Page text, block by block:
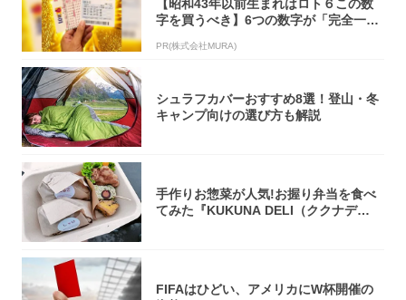
【昭和43年以前生まれはロト６この数
字を買うべき】6つの数字が「完全一
PR(株式会社MURA)
シュラフカバーおすすめ8選！登山・冬
キャンプ向けの選び方も解説
手作りお惣菜が人気!お握り弁当を食べ
てみた『KUKUNA DELI（ククナデ
FIFAはひどい、アメリカにW杯開催の